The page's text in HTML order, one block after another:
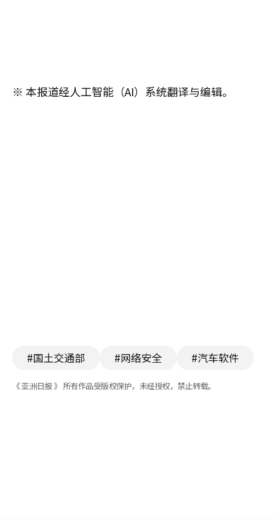
※ 本报道经人工智能（AI）系统翻译与编辑。
#国土交通部 #网络安全 #汽车软件
《 亚洲日报 》 所有作品受版权保护，未经授权，禁止转载。